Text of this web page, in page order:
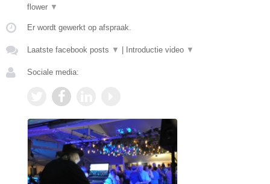
flower ▼
Er wordt gewerkt op afspraak.
Laatste facebook posts ▼ Introductie video ▼
Sociale media: